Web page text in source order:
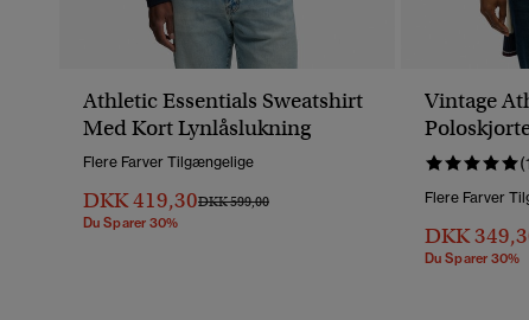
Athletic Essentials Sweatshirt
Med Kort Lynlåslukning
Flere Farver Tilgængelige
DKK 419,30Pris Nedsat Fra
DKK 599,00Til
Du Sparer 30%
Vintage
Flere Farver
DKK
Du Sparer 30%